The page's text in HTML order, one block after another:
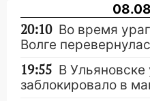
20:10 Во время
Волге
19:55 В
заблокировало в